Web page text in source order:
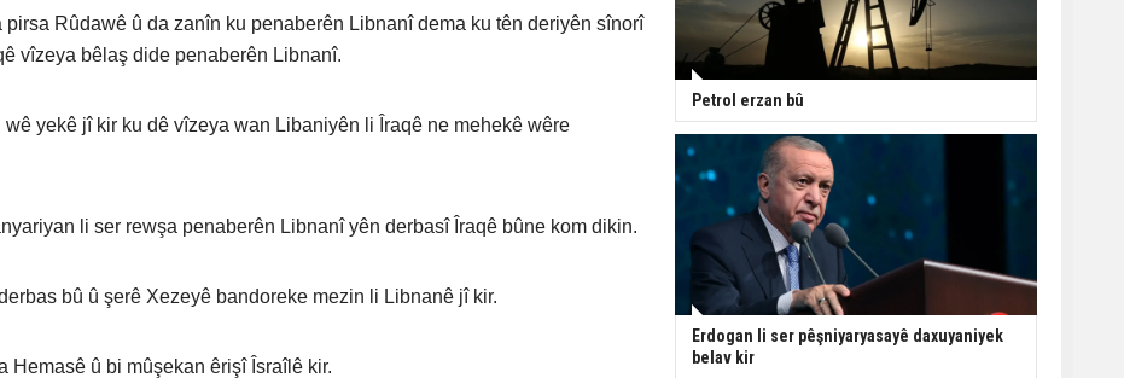
Rûdawê û da zanîn ku penaberên Libnanî dema ku tên deriyên sînorî
vîzeya bêlaş dide penaberên Libnanî.
yekê jî kir ku dê vîzeya wan Libaniyên li Îraqê ne mehekê wêre
li ser rewşa penaberên Libnanî yên derbasî Îraqê bûne kom dikin.
bû û şerê Xezeyê bandoreke mezin li Libnanê jî kir.
Hemasê û bi mûşekan êrişî Îsraîlê kir.
Petrol erzan bû
Erdogan li ser pêşniyaryasayê daxuyaniyek
belav kir